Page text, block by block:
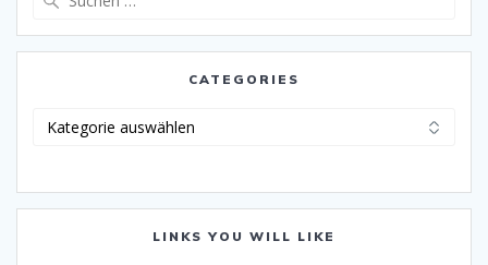
CATEGORIES
LINKS YOU WILL LIKE